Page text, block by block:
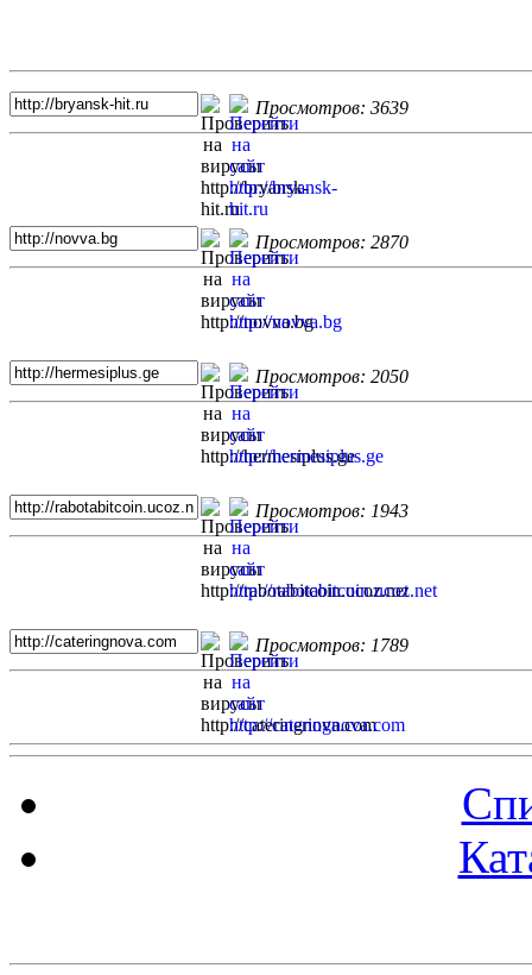
Просмотров: 3639
Просмотров: 2870
Просмотров: 2050
Просмотров: 1943
Просмотров: 1789